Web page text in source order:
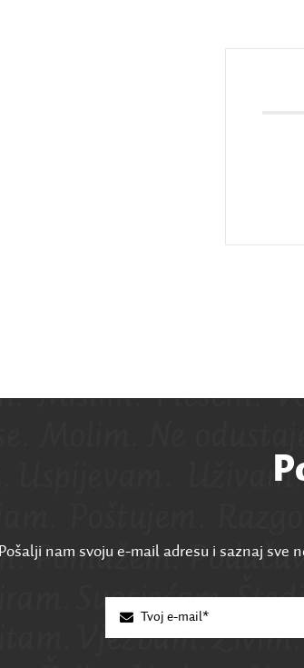
Pošalji nam svoju e-mail adresu i saznaj sve